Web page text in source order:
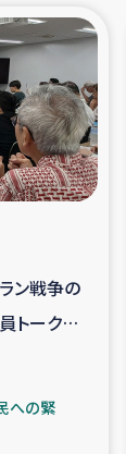
街地在宅被災
活支援・農
ン・ボランテ
における羊
食生活改善に
ン戦争の
トークイ
への緊